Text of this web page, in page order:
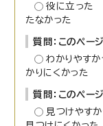
役に立った
たなかった
質問：このペー
わかりやす
かりにくかった
質問：このペー
見つけやす